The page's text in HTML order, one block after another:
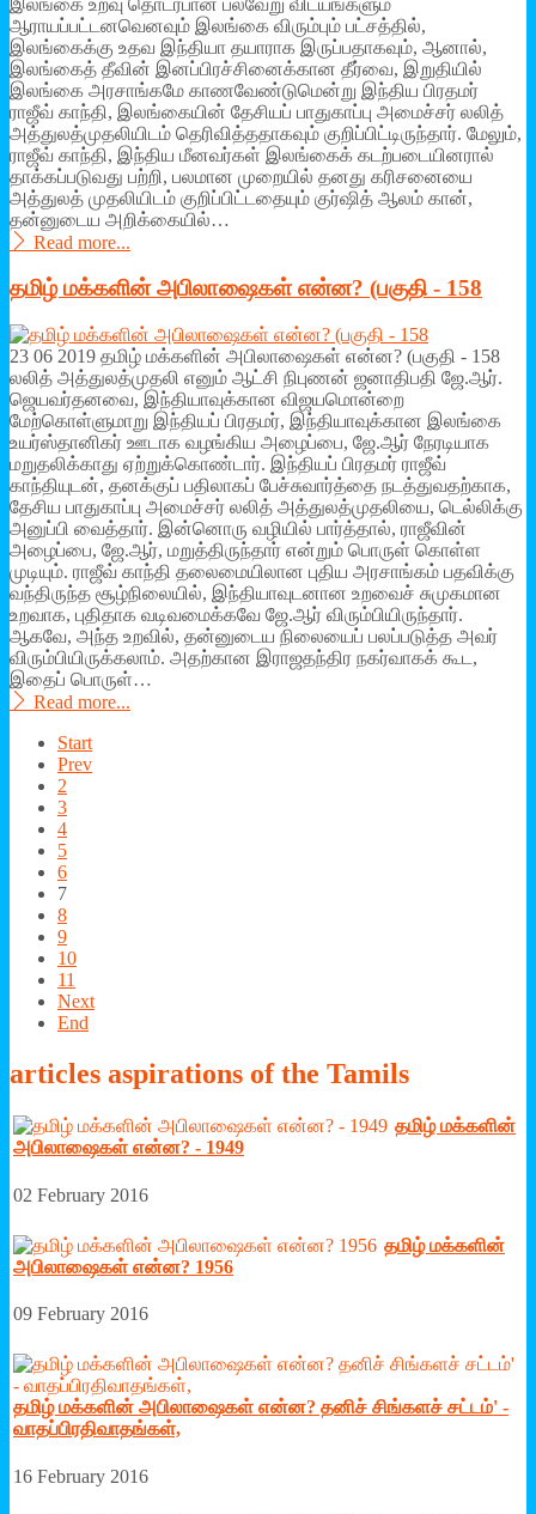
ஆராயப்பட்டனவெனவும் இலங்கை விரும்பும் பட்சத்தில்,
இலங்கைக்கு உதவ இந்தியா தயாராக இருப்பதாகவும், ஆனால்,
இலங்கைத் தீவின் இனப்பிரச்சினைக்கான தீர்வை, இறுதியில்
இலங்கை அரசாங்கமே காணவேண்டுமென்று இந்திய பிரதமர்
ராஜீவ் காந்தி, இலங்கையின் தேசியப் பாதுகாப்பு அமைச்சர் லலித்
அத்துலத்முதலியிடம் தெரிவித்ததாகவும் குறிப்பிட்டிருந்தார். மேலும்,
ராஜீவ் காந்தி, இந்திய மீனவர்கள் இலங்கைக் கடற்படையினரால்
தாக்கப்படுவது பற்றி, பலமான முறையில் தனது கரிசனையை
அத்துலத் முதலியிடம் குறிப்பிட்டதையும் குர்ஷித் ஆலம் கான்,
தன்னுடைய அறிக்கையில்…
Read more...
தமிழ் மக்களின் அபிலாஷைகள் என்ன? (பகுதி - 158
23 06 2019 தமிழ் மக்களின் அபிலாஷைகள் என்ன? (பகுதி - 158
லலித் அத்துலத்முதலி எனும் ஆட்சி நிபுணன் ஜனாதிபதி ஜே.ஆர்.
ஜெயவர்தனவை, இந்தியாவுக்கான விஜயமொன்றை
மேற்கொள்ளுமாறு இந்தியப் பிரதமர், இந்தியாவுக்கான இலங்கை
உயர்ஸ்தானிகர் ஊடாக வழங்கிய அழைப்பை, ஜே.ஆர் நேரடியாக
மறுதலிக்காது ஏற்றுக்கொண்டார். இந்தியப் பிரதமர் ராஜீவ்
காந்தியுடன், தனக்குப் பதிலாகப் பேச்சுவார்த்தை நடத்துவதற்காக,
தேசிய பாதுகாப்பு அமைச்சர் லலித் அத்துலத்முதலியை, டெல்லிக்கு
அனுப்பி வைத்தார். இன்னொரு வழியில் பார்த்தால், ராஜீவின்
அழைப்பை, ஜே.ஆர், மறுத்திருந்தார் என்றும் பொருள் கொள்ள
முடியும். ராஜீவ் காந்தி தலைமையிலான புதிய அரசாங்கம் பதவிக்கு
வந்திருந்த சூழ்நிலையில், இந்தியாவுடனான உறவைச் சுமுகமான
உறவாக, புதிதாக வடிவமைக்கவே ஜே.ஆர் விரும்பியிருந்தார்.
ஆகவே, அந்த உறவில், தன்னுடைய நிலையைப் பலப்படுத்த அவர்
விரும்பியிருக்கலாம். அதற்கான இராஜதந்திர நகர்வாகக் கூட,
இதைப் பொருள்…
Read more...
Start
Prev
2
3
4
5
6
7
8
9
10
11
Next
End
articles aspirations of the Tamils
தமிழ் மக்களின்
அபிலாஷைகள் என்ன? - 1949
02 February 2016
தமிழ் மக்களின்
அபிலாஷைகள் என்ன? 1956
09 February 2016
தமிழ் மக்களின் அபிலாஷைகள் என்ன? தனிச் சிங்களச் சட்டம்' -
வாதப்பிரதிவாதங்கள்,
16 February 2016